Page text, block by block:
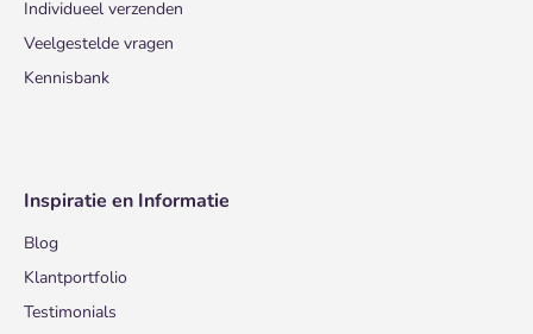
Individueel verzenden
Veelgestelde vragen
Kennisbank
Inspiratie en Informatie
Blog
Klantportfolio
Testimonials